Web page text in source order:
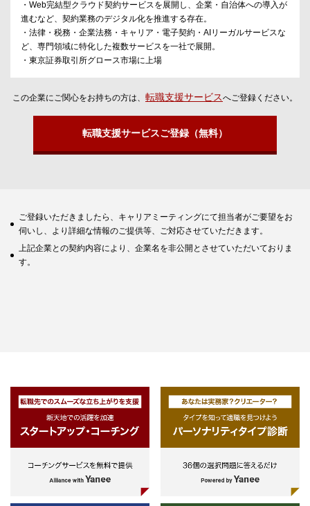
・Web完結型クラウド契約サービスを展開し、企業・自治体への導入が
進むなど、契約業務のデジタル化を推進する存在。
・法律・税務・企業法務・キャリア・電子契約・AIリーガルサービスな
ど、専門領域に特化した複数サービスを一社で展開。
・東京証券取引所グロース市場に上場
この企業にご関心をお持ちの方は、 転職支援サービスへご登録ください。
転職支援サービスご登録（無料）
ご登録いただきましたら、キャリアミーティングにて担当者がご要望をお
伺いし、より詳細な情報のご提供等、ご対応させていただきます。
上記企業との契約内容により、企業名を非公開とさせていただいておりま
す。